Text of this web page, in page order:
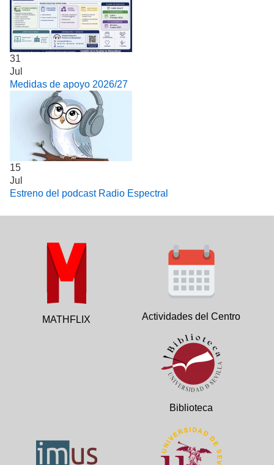
31
Jul
Medidas de apoyo 2026/27
15
Jul
Estreno del podcast Radio Espectral
MATHFLIX Actividades del Centro
Biblioteca